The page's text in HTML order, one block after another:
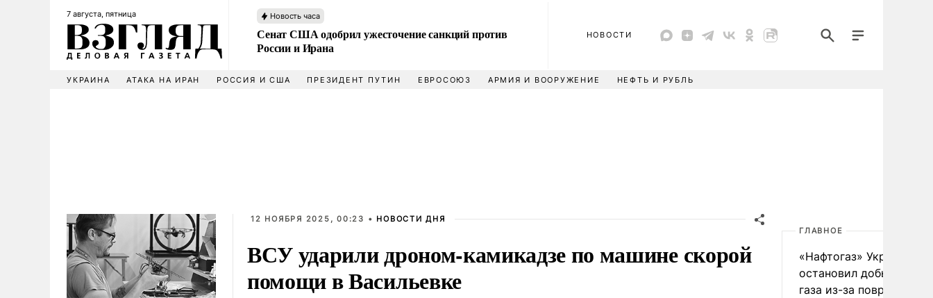
7 августа, пятница Новость часа
Сенат США одобрил ужесточение санкций против
России и Ирана
НОВОСТИ
УКРАИНА АТАКА НА ИРАН РОССИЯ И США ПРЕЗИДЕНТ ПУТИН ЕВРОСОЮЗ АРМИЯ И ВООРУЖЕНИЕ НЕФТЬ И РУБЛЬ
12 НОЯБРЯ 2025, 00:23 • НОВОСТИ ДНЯ
ВСУ ударили дроном-камикадзе по машине скорой
помощи в Васильевке
ГЛАВНОЕ
«Нафтогаз» Украины
остановил добычу
газа из-за повреждения